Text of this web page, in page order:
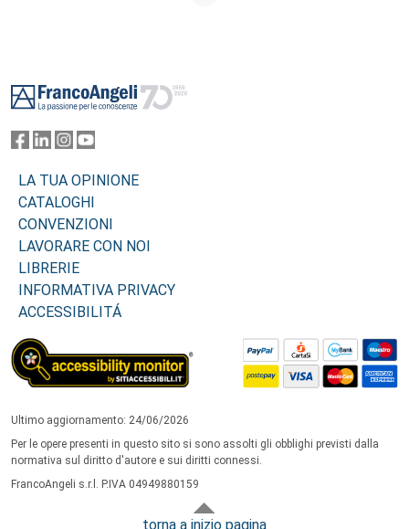
LA TUA OPINIONE
CATALOGHI
CONVENZIONI
LAVORARE CON NOI
LIBRERIE
INFORMATIVA PRIVACY
ACCESSIBILITÁ
Ultimo aggiornamento: 24/06/2026
Per le opere presenti in questo sito si sono assolti gli obblighi previsti dalla
normativa sul diritto d'autore e sui diritti connessi.
FrancoAngeli s.r.l. P.IVA 04949880159
torna a inizio pagina